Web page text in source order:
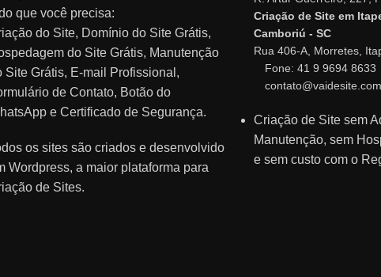
que você precisa:
do Site, Domínio do Site Grátis,
do Site Grátis, Manutenção
Site Grátis, E-mail Profissional,
de Contato, Botão do
e Certificado de Segurança.
os sites são criados e desenvolvido
Wordpress, a maior plataforma para
de Sites.
Criação de Site em
Camboriú - SC
Rua 406-A, Morretes,
Fone: 41 9 9694 8633
contato@vaidesite.com
Criação de Site sem
Manutenção, sem
e sem custo com o